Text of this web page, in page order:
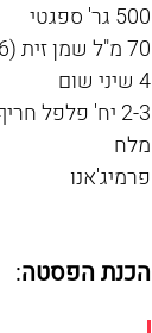
500 גר' ספגטי
70 מ"ל שמן זית (6 כפות לערך)
4 שיני שום
2-3 יח' פלפל חריף יבש
מלח
פרמיג'אנו
הכנת הפסטה: